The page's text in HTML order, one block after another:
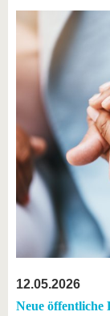
12.05.2026
Neue öffentliche